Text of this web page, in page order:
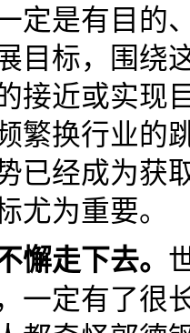
定是有目的
目标，围绕
接近或实现
繁换行业的
已经成为获
尤为重要。
懈走下去。
一定有了很